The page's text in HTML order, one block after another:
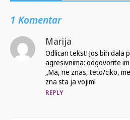
1 Komentar
Marija
Odlican tekst! Jos bih dala
agresivnima: odgovorite
„Ma, ne znas, teto/ciko,
zna sta ja vojim!
REPLY